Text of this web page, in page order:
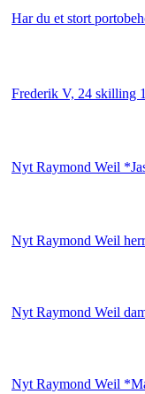
Har du et stort
Frederik V, 24 skilling
Nyt Raymond Weil
Nyt Raymond Weil
Nyt Raymond Weil
Nyt Raymond Weil